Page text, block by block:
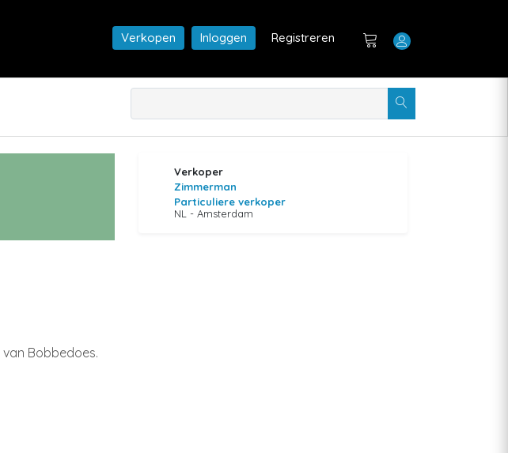
Verkopen Inloggen Registreren
Verkoper
Zimmerman
Particuliere verkoper
NL - Amsterdam
van Bobbedoes.